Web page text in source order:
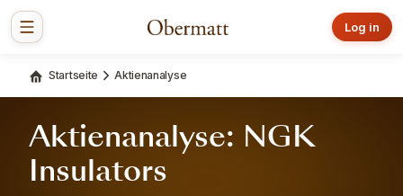
Log in
Startseite Aktienanalyse
Aktienanalyse: NGK
Insulators